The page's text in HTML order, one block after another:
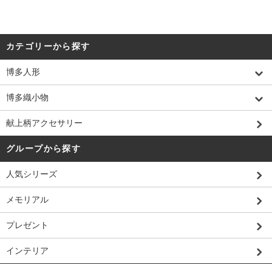
カテゴリーから探す
博多人形
博多織小物
献上柄アクセサリー
グループから探す
人気シリーズ
メモリアル
プレゼント
インテリア